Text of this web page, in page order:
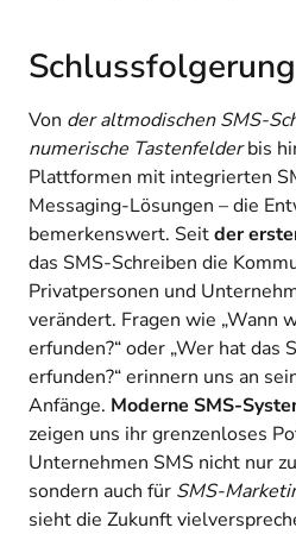
Schlussfolgerung
Von der altmodischen SMS-
numerische Tastenfelderbis
Plattformen mit integrierten
Messaging-Lösungen – die
bemerkenswert. Seitder
das SMS-Schreiben die
Privatpersonen und
verändert. Fragen wie „Wann
erfunden?“ oder „Wer hat das
erfunden?“ erinnern uns an
Anfänge. Moderne SMS-
zeigen uns ihr grenzenloses
Unternehmen SMS nicht nur
sondern auch für SMS-
sieht die Zukunft